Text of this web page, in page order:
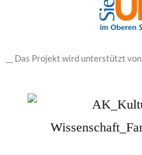
__ Das Projekt wird unterstützt von